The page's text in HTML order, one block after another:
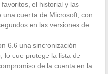
el historial y las
una cuenta de Microsoft, con
en las versiones de
6.6 una sincronización
lo que protege la lista de
de la cuenta en la